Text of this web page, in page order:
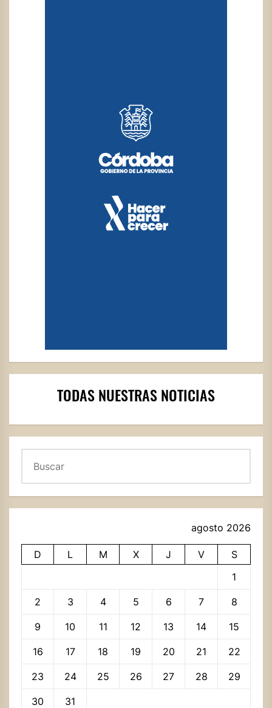
TODAS NUESTRAS NOTICIAS
agosto 2026
D L M X J V
S
1
2 3 4 5 6 7 8
9 10 11 12 13 14 15
16 17 18 19 20 21 22
23 24 25 26 27 28 29
30
31